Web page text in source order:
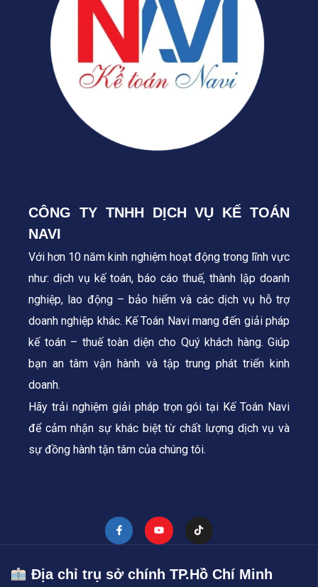
CÔNG TY TNHH DỊCH VỤ KẾ TOÁN
NAVI
Với hơn 10 năm kinh nghiệm hoạt động trong lĩnh vực
như: dịch vụ kế toán, báo cáo thuế, thành lập doanh
nghiệp, lao động – bảo hiểm và các dịch vụ hỗ trợ
doanh nghiệp khác. Kế Toán Navi mang đến giải pháp
kế toán – thuế toàn diện cho Quý khách hàng. Giúp
bạn an tâm vận hành và tập trung phát triển kinh
doanh.
Hãy trải nghiệm giải pháp trọn gói tại Kế Toán Navi
để cảm nhận sự khác biệt từ chất lượng dịch vụ và
sự đồng hành tận tâm của chúng tôi.
Địa chỉ trụ sở chính TP.Hồ Chí Minh